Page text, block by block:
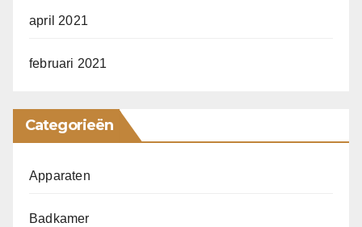
april 2021
februari 2021
Categorieën
Apparaten
Badkamer